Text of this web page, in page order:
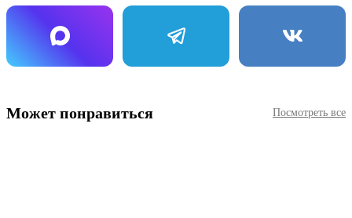
Может понравиться Посмотреть все